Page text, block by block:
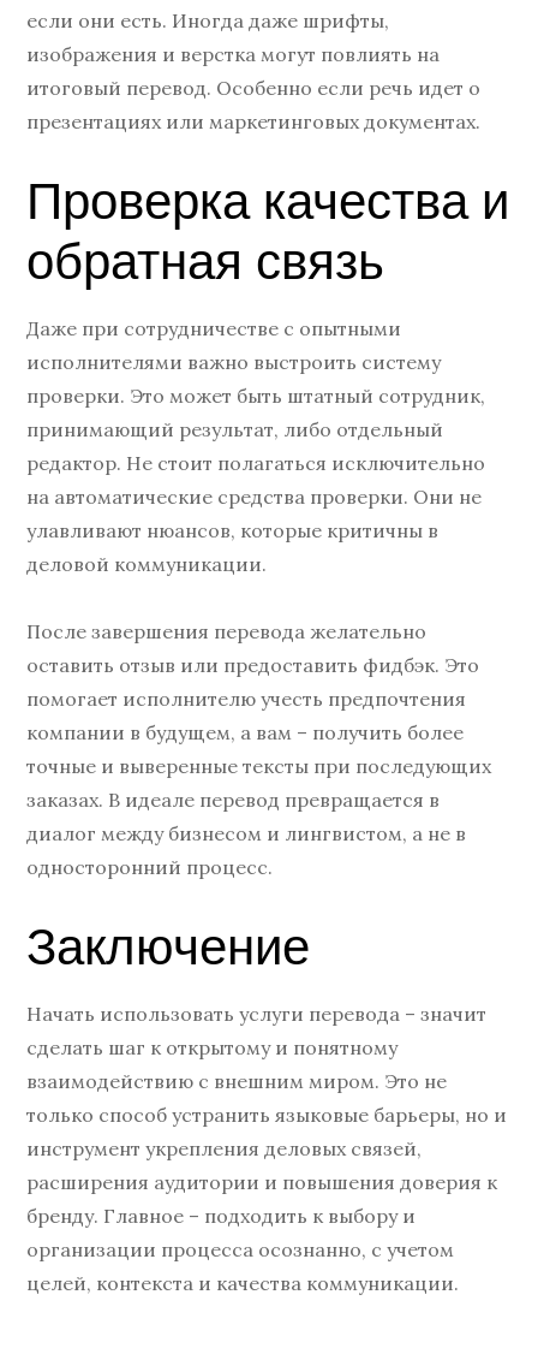
если они есть. Иногда даже шрифты,
изображения и верстка могут повлиять на
итоговый перевод. Особенно если речь идет о
презентациях или маркетинговых документах.
Проверка качества и
обратная связь
Даже при сотрудничестве с опытными
исполнителями важно выстроить систему
проверки. Это может быть штатный сотрудник,
принимающий результат, либо отдельный
редактор. Не стоит полагаться исключительно
на автоматические средства проверки. Они не
улавливают нюансов, которые критичны в
деловой коммуникации.
После завершения перевода желательно
оставить отзыв или предоставить фидбэк. Это
помогает исполнителю учесть предпочтения
компании в будущем, а вам – получить более
точные и выверенные тексты при последующих
заказах. В идеале перевод превращается в
диалог между бизнесом и лингвистом, а не в
односторонний процесс.
Заключение
Начать использовать услуги перевода – значит
сделать шаг к открытому и понятному
взаимодействию с внешним миром. Это не
только способ устранить языковые барьеры, но и
инструмент укрепления деловых связей,
расширения аудитории и повышения доверия к
бренду. Главное – подходить к выбору и
организации процесса осознанно, с учетом
целей, контекста и качества коммуникации.